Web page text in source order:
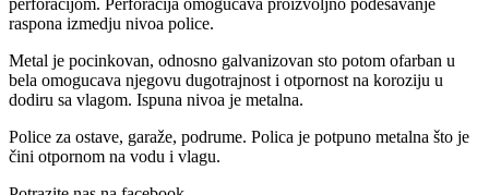
raspona izmedju nivoa police.
Metal je pocinkovan, odnosno galvanizovan sto potom ofarban u
bela omogucava njegovu dugotrajnost i otpornost na koroziju u
dodiru sa vlagom. Ispuna nivoa je metalna.
Police za ostave, garaže, podrume. Polica je potpuno metalna što je
čini otpornom na vodu i vlagu.